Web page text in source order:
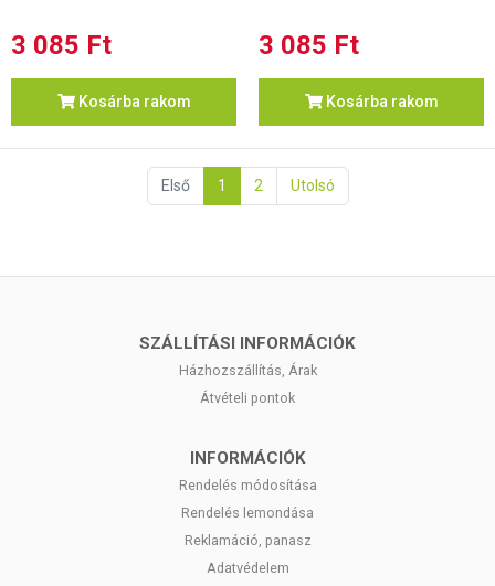
3 085 Ft
Kosárba rakom
3 085 Ft
Kosárba rakom
Első 1 2 Utolsó
SZÁLLÍTÁSI INFORMÁCIÓK
Házhozszállítás, Árak
Átvételi pontok
INFORMÁCIÓK
Rendelés módosítása
Rendelés lemondása
Reklamáció, panasz
Adatvédelem